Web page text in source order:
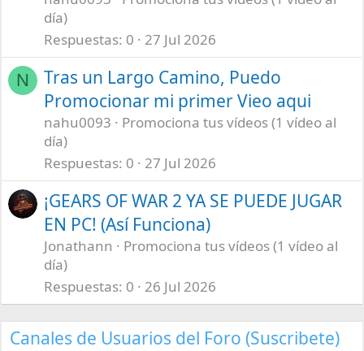
día)
Respuestas 0 27 Jul 2026
N
Tras un Largo Camino, Puedo
Promocionar mi primer Vieo aqui
nahu0093
Promociona tus vídeos (1 vídeo al
día)
Respuestas 0 27 Jul 2026
¡GEARS OF WAR 2 YA SE PUEDE JUGAR
EN PC! (Así Funciona)
Jonathann
Promociona tus vídeos (1 vídeo al
día)
Respuestas 0 26 Jul 2026
Canales de Usuarios del Foro (Suscribete)